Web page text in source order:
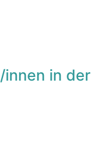
innen in der